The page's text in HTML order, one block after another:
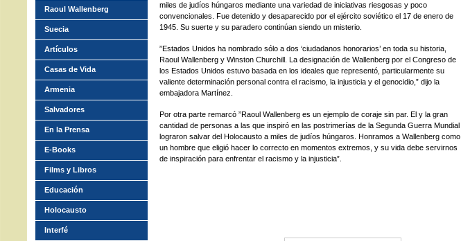
miles de judíos húngaros mediante una variedad de iniciativas riesgosas y poco
convencionales. Fue detenido y desaparecido por el ejército soviético el 17 de enero de
1945. Su suerte y su paradero continúan siendo un misterio.
”Estados Unidos ha nombrado sólo a dos ‘ciudadanos honorarios’ en toda su historia,
Raoul Wallenberg y Winston Churchill. La designación de Wallenberg por el Congreso de
los Estados Unidos estuvo basada en los ideales que representó, particularmente su
valiente determinación personal contra el racismo, la injusticia y el genocidio,” dijo la
embajadora Martínez.
Por otra parte remarcó ”Raoul Wallenberg es un ejemplo de coraje sin par. El y la gran
cantidad de personas a las que inspiró en las postrimerías de la Segunda Guerra Mundial
lograron salvar del Holocausto a miles de judíos húngaros. Honramos a Wallenberg como
un hombre que eligió hacer lo correcto en momentos extremos, y su vida debe servirnos
de inspiración para enfrentar el racismo y la injusticia”.
Raoul Wallenberg
Suecia
Artículos
Casas de Vida
Armenia
Salvadores
En la Prensa
E-Books
Films y Libros
Educación
Holocausto
Interfé